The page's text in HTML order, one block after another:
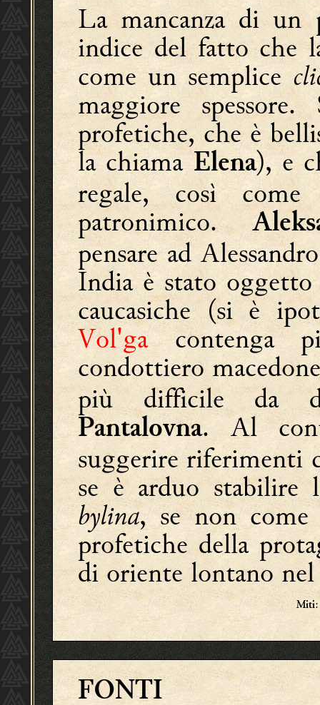
La mancanza di un
indice del fatto che
come un semplice
maggiore
profetiche, che è
la chiamaElena), e
regale, così
patronimico.
pensare ad
India è stato
caucasiche (si è
Vol'gacontenga
condottiero
più difficile da
Pantalovna. Al
suggerire riferimenti
se è arduo stabilire
bylina, se non come
profetiche della
di oriente lontano
Miti
FONTI